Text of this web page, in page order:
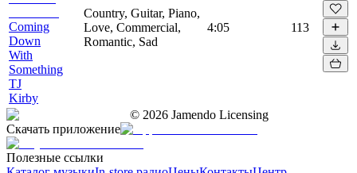
Coming
Down
With
Something
TJ
Kirby
Country, Guitar, Piano,
Love, Commercial,
Romantic, Sad
4:05 113
© 2026 Jamendo Licensing
Скачать приложение
Полезные ссылки